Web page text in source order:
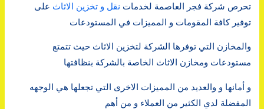
تحرص شركة فجر العاصمة لخدمات نقل و تخزين الاثاث على
توفير كافة المقومات و المميزات في المستودعات
والمخازن التي توفرها الشركة لتخزين الاثاث حيث تتمتع
مستودعات ومخازن الاثاث الخاصة بالشركة بنظافتها
و أمانها و والعديد من المميزات الاخرى التي تجعلها هي الوجهه
المفضلة لدي الكثير من العملاء و من أهم